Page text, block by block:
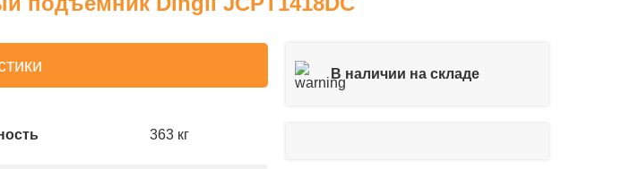
363 кг
В наличии на складе